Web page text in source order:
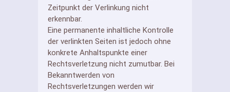
Zeitpunkt der Verlinkung nicht
erkennbar.
Eine permanente inhaltliche Kontrolle
der verlinkten Seiten ist jedoch ohne
konkrete Anhaltspunkte einer
Rechtsverletzung nicht zumutbar. Bei
Bekanntwerden von
Rechtsverletzungen werden wir